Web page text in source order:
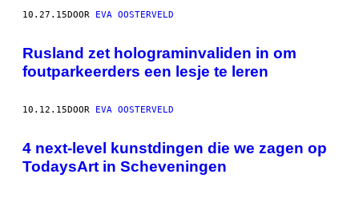
10.27.15DOOR EVA OOSTERVELD
Rusland zet holograminvaliden in om
foutparkeerders een lesje te leren
10.12.15DOOR EVA OOSTERVELD
4 next-level kunstdingen die we zagen op
TodaysArt in Scheveningen